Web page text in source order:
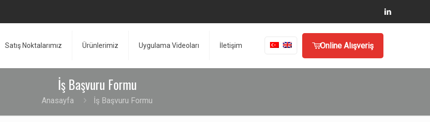
Satış Noktalarımız Ürünlerimiz Uygulama Videoları İletişim Online Alışveriş
İş Başvuru Formu
Anasayfa İş Başvuru Formu